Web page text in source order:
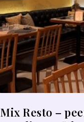
Mix Resto –